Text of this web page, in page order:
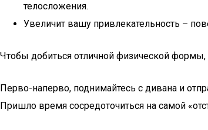
телосложения.
Увеличит вашу привлекательность –
Чтобы добиться отличной физической
Перво-наперво, поднимайтесь с дивана и
Пришло время сосредоточиться на самой